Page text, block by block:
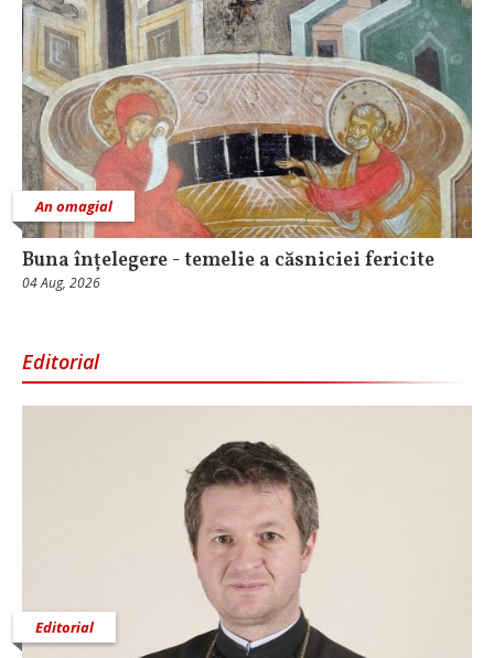
An omagial
Buna înțelegere - temelie a căsniciei fericite
04 Aug, 2026
Editorial
Editorial